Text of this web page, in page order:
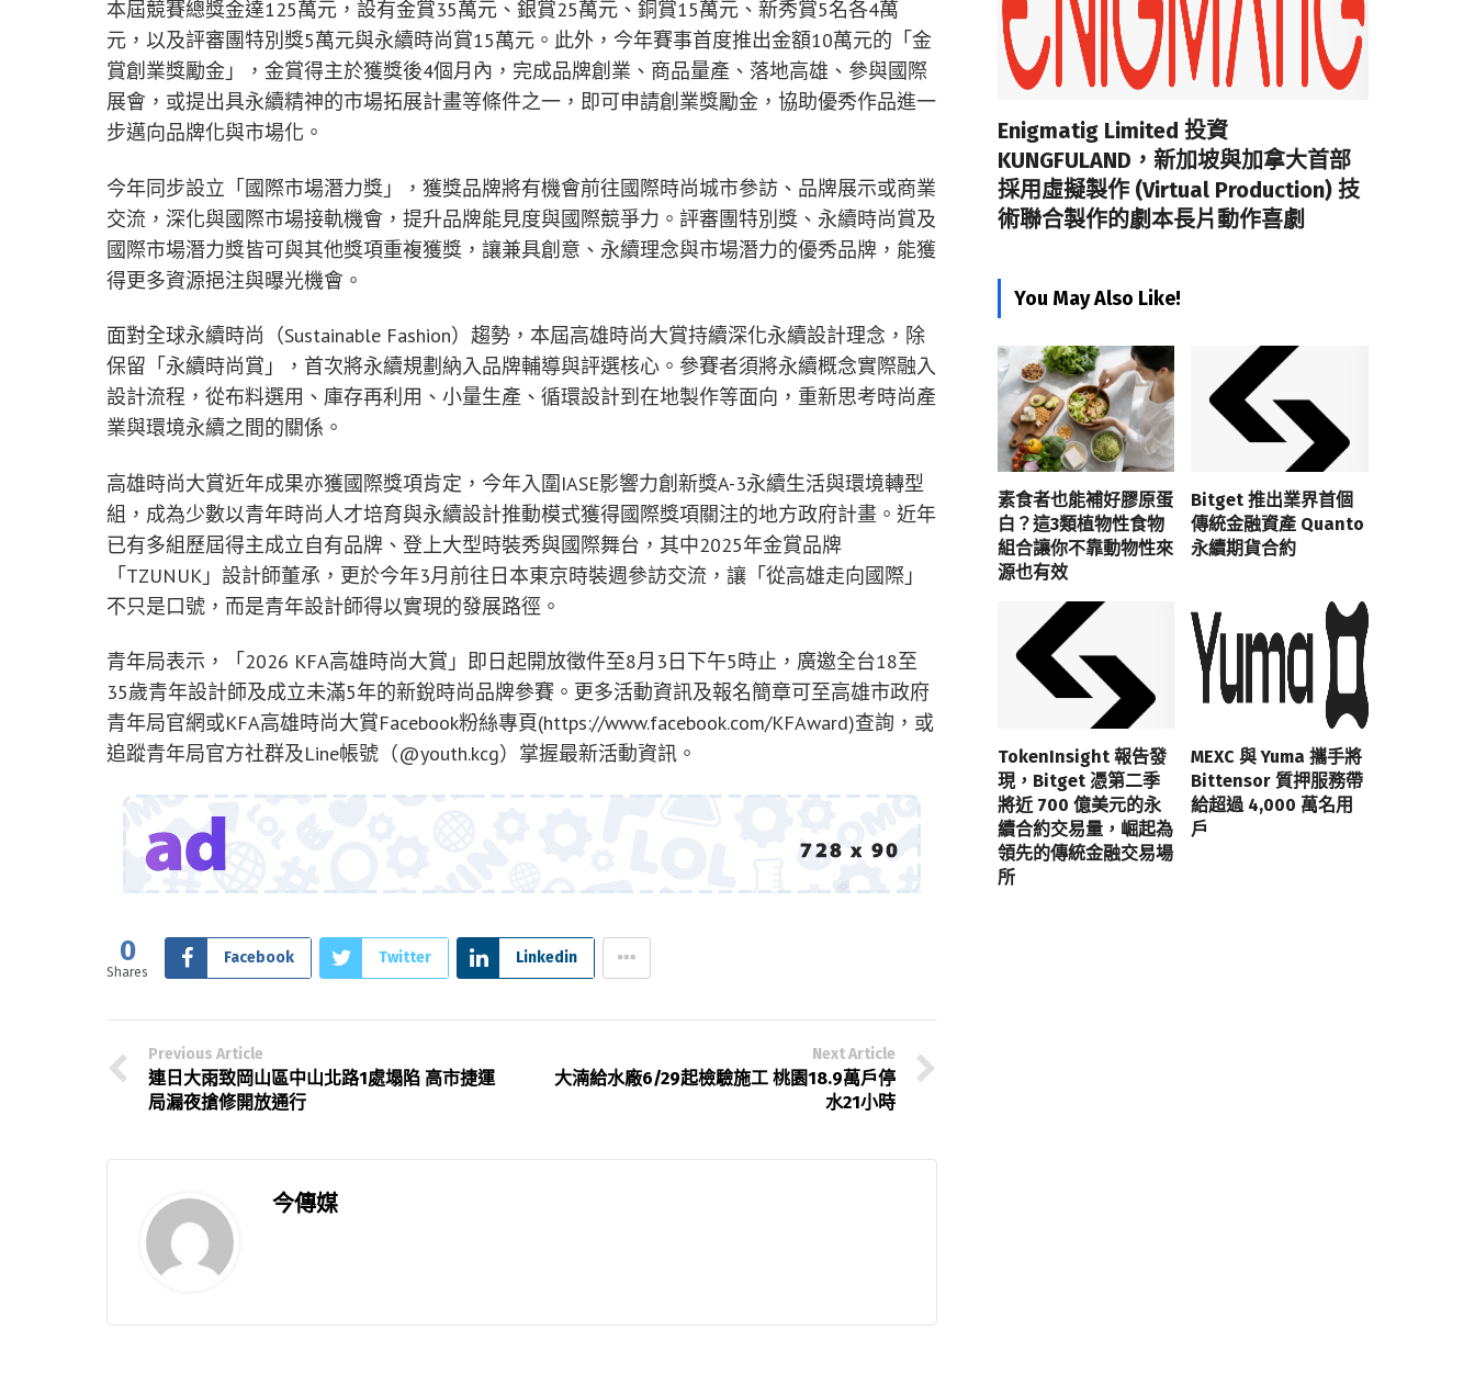
本屆競賽總獎金達125萬元，設有金賞35萬元、銀賞25萬元、銅賞15萬元、新秀賞5名各4萬
元，以及評審團特別獎5萬元與永續時尚賞15萬元。此外，今年賽事首度推出金額10萬元的「金
賞創業獎勵金」，金賞得主於獲獎後4個月內，完成品牌創業、商品量產、落地高雄、參與國際
展會，或提出具永續精神的市場拓展計畫等條件之一，即可申請創業獎勵金，協助優秀作品進一
步邁向品牌化與市場化。
今年同步設立「國際市場潛力獎」，獲獎品牌將有機會前往國際時尚城市參訪、品牌展示或商業
交流，深化與國際市場接軌機會，提升品牌能見度與國際競爭力。評審團特別獎、永續時尚賞及
國際市場潛力獎皆可與其他獎項重複獲獎，讓兼具創意、永續理念與市場潛力的優秀品牌，能獲
得更多資源挹注與曝光機會。
面對全球永續時尚（Sustainable Fashion）趨勢，本屆高雄時尚大賞持續深化永續設計理念，除
保留「永續時尚賞」，首次將永續規劃納入品牌輔導與評選核心。參賽者須將永續概念實際融入
設計流程，從布料選用、庫存再利用、小量生產、循環設計到在地製作等面向，重新思考時尚產
業與環境永續之間的關係。
高雄時尚大賞近年成果亦獲國際獎項肯定，今年入圍IASE影響力創新獎A-3永續生活與環境轉型
組，成為少數以青年時尚人才培育與永續設計推動模式獲得國際獎項關注的地方政府計畫。近年
已有多組歷屆得主成立自有品牌、登上大型時裝秀與國際舞台，其中2025年金賞品牌
「TZUNUK」設計師董承，更於今年3月前往日本東京時裝週參訪交流，讓「從高雄走向國際」
不只是口號，而是青年設計師得以實現的發展路徑。
青年局表示，「2026 KFA高雄時尚大賞」即日起開放徵件至8月3日下午5時止，廣邀全台18至
35歲青年設計師及成立未滿5年的新銳時尚品牌參賽。更多活動資訊及報名簡章可至高雄市政府
青年局官網或KFA高雄時尚大賞Facebook粉絲專頁(https://www.facebook.com/KFAward)查詢，或
追蹤青年局官方社群及Line帳號（@youth.kcg）掌握最新活動資訊。
0
Shares
Facebook Twitter Linkedin
Previous Article
連日大雨致岡山區中山北路1處塌陷 高市捷運
局漏夜搶修開放通行
Next Article
大湳給水廠6/29起檢驗施工 桃園18.9萬戶停
水21小時
今傳媒
Enigmatig Limited 投資
KUNGFULAND，新加坡與加拿大首部
採用虛擬製作 (Virtual Production) 技
術聯合製作的劇本長片動作喜劇
You May Also Like!
素食者也能補好膠原蛋
白？這3類植物性食物
組合讓你不靠動物性來
源也有效
Bitget 推出業界首個
傳統金融資產 Quanto
永續期貨合約
TokenInsight 報告發
現，Bitget 憑第二季
將近 700 億美元的永
續合約交易量，崛起為
領先的傳統金融交易場
所
MEXC 與 Yuma 攜手將
Bittensor 質押服務帶
給超過 4,000 萬名用
戶